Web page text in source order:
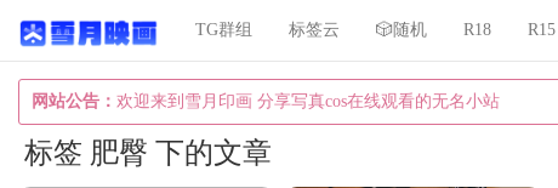
网站公告： 欢迎来到雪月印画 分享写真cos在线观看的无名小站
TG群组 标签云 🎲随机 R18 R15
标签 肥臀 下的文章